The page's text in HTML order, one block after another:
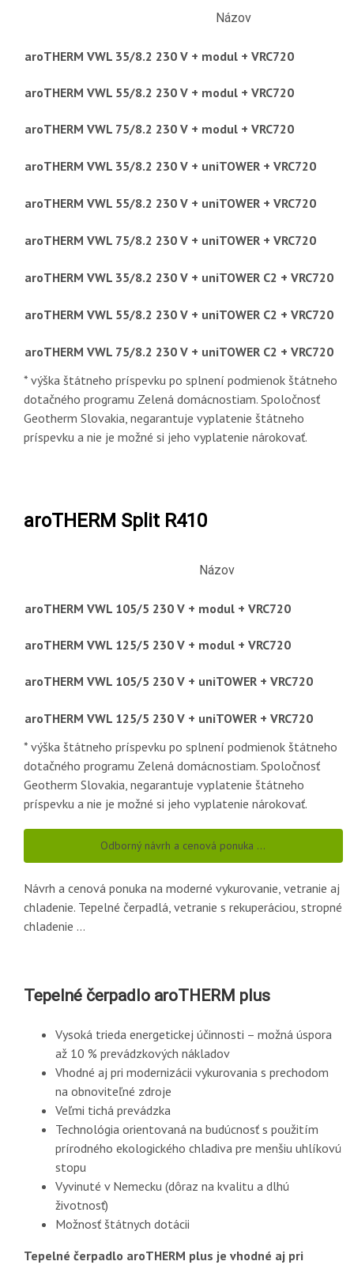
Názov
aroTHERM VWL 35/8.2 230 V + modul + VRC720
aroTHERM VWL 55/8.2 230 V + modul + VRC720
aroTHERM VWL 75/8.2 230 V + modul + VRC720
aroTHERM VWL 35/8.2 230 V + uniTOWER + VRC720
aroTHERM VWL 55/8.2 230 V + uniTOWER + VRC720
aroTHERM VWL 75/8.2 230 V + uniTOWER + VRC720
aroTHERM VWL 35/8.2 230 V + uniTOWER C2 + VRC720
aroTHERM VWL 55/8.2 230 V + uniTOWER C2 + VRC720
aroTHERM VWL 75/8.2 230 V + uniTOWER C2 + VRC720
* výška štátneho príspevku po splnení podmienok štátneho
dotačného programu Zelená domácnostiam. Spoločnosť
Geotherm Slovakia, negarantuje vyplatenie štátneho
príspevku a nie je možné si jeho vyplatenie nárokovať.
aroTHERM Split R410
Názov
aroTHERM VWL 105/5 230 V + modul + VRC720
aroTHERM VWL 125/5 230 V + modul + VRC720
aroTHERM VWL 105/5 230 V + uniTOWER + VRC720
aroTHERM VWL 125/5 230 V + uniTOWER + VRC720
* výška štátneho príspevku po splnení podmienok štátneho
dotačného programu Zelená domácnostiam. Spoločnosť
Geotherm Slovakia, negarantuje vyplatenie štátneho
príspevku a nie je možné si jeho vyplatenie nárokovať.
Odborný návrh a cenová ponuka …
Návrh a cenová ponuka na moderné vykurovanie, vetranie aj
chladenie. Tepelné čerpadlá, vetranie s rekuperáciou, stropné
chladenie …
Tepelné čerpadlo aroTHERM plus
Vysoká trieda energetickej účinnosti – možná úspora
až 10 % prevádzkových nákladov
Vhodné aj pri modernizácii vykurovania s prechodom
na obnoviteľné zdroje
Veľmi tichá prevádzka
Technológia orientovaná na budúcnosť s použitím
prírodného ekologického chladiva pre menšiu uhlíkovú
stopu
Vyvinuté v Nemecku (dôraz na kvalitu a dlhú
životnosť)
Možnosť štátnych dotácii
Tepelné čerpadlo aroTHERM plus je vhodné aj pri